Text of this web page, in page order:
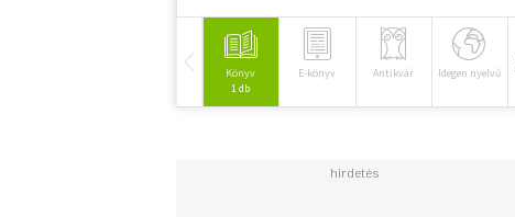
Könyv
1 db
E-könyv Antikvár Idegen nyelvű